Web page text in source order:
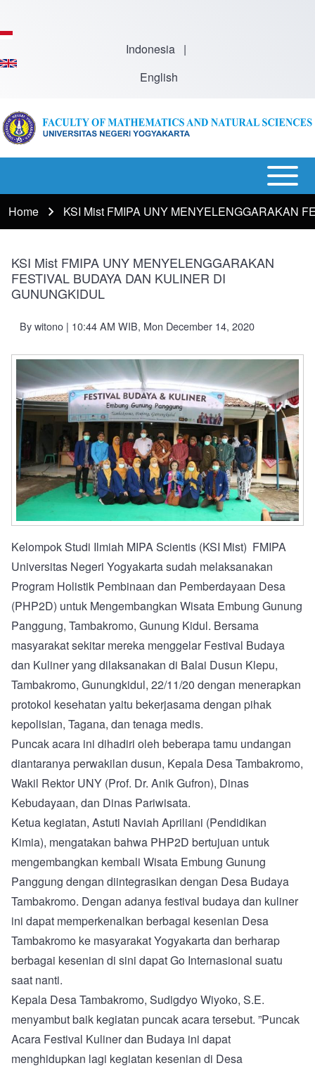
Indonesia |
English
Menu
Open or
Close
horizontal
Menu
Breadcrumb
Home KSI Mist FMIPA UNY MENYELENGGARAKAN
KSI Mist FMIPA UNY MENYELENGGARAKAN
FESTIVAL BUDAYA DAN KULINER DI
GUNUNGKIDUL
Bywitono | 10:44 AM WIB, Mon December 14, 2020
Kelompok Studi Ilmiah MIPA Scientis (KSI Mist) FMIPA
Universitas Negeri Yogyakarta sudah melaksanakan
Program Holistik Pembinaan dan Pemberdayaan Desa
(PHP2D) untuk Mengembangkan Wisata Embung Gunung
Panggung, Tambakromo, Gunung Kidul. Bersama
masyarakat sekitar mereka menggelar Festival Budaya
dan Kuliner yang dilaksanakan di Balai Dusun Klepu,
Tambakromo, Gunungkidul, 22/11/20 dengan menerapkan
protokol kesehatan yaitu bekerjasama dengan pihak
kepolisian, Tagana, dan tenaga medis.
Puncak acara ini dihadiri oleh beberapa tamu undangan
diantaranya perwakilan dusun, Kepala Desa Tambakromo,
Wakil Rektor UNY (Prof. Dr. Anik Gufron), Dinas
Kebudayaan, dan Dinas Pariwisata.
Ketua kegiatan, Astuti Naviah Apriliani (Pendidikan
Kimia), mengatakan bahwa PHP2D bertujuan untuk
mengembangkan kembali Wisata Embung Gunung
Panggung dengan diintegrasikan dengan Desa Budaya
Tambakromo. Dengan adanya festival budaya dan kuliner
ini dapat memperkenalkan berbagai kesenian Desa
Tambakromo ke masyarakat Yogyakarta dan berharap
berbagai kesenian di sini dapat Go Internasional suatu
saat nanti.
Kepala Desa Tambakromo, Sudigdyo Wiyoko, S.E.
menyambut baik kegiatan puncak acara tersebut. ”Puncak
Acara Festival Kuliner dan Budaya ini dapat
menghidupkan lagi kegiatan kesenian di Desa